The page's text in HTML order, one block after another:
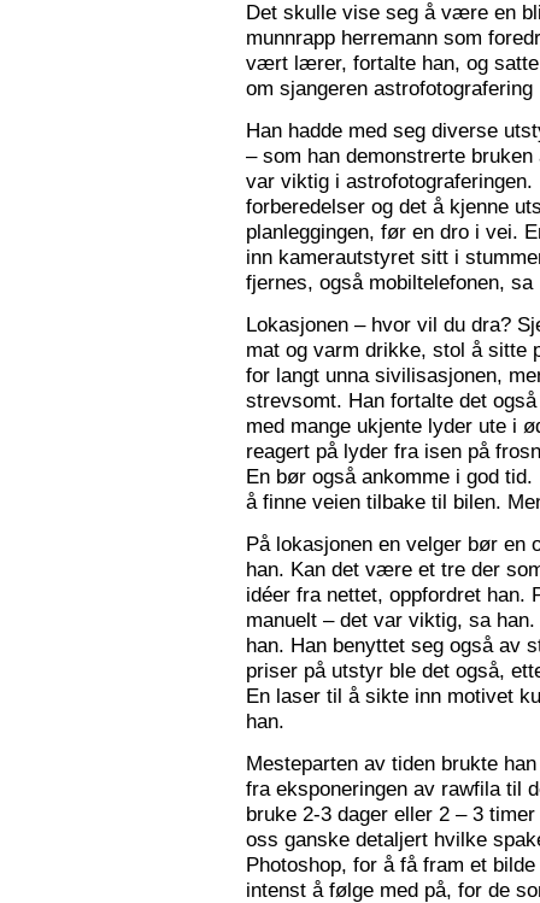
Det skulle vise seg å være en
munnrapp herremann som
vært lærer, fortalte han, og
om sjangeren astrofotografering
Han hadde med seg diverse
– som han demonstrerte
var viktig i
forberedelser og det å kjenne
planleggingen, før en dro i vei.
inn kamerautstyret sitt i
fjernes, også mobiltelefonen, sa
Lokasjonen – hvor vil du dra?
mat og varm drikke, stol å
for langt unna sivilisasjonen,
strevsomt. Han fortalte det
med mange ukjente lyder ute i
reagert på lyder fra isen på
En bør også ankomme i god
å finne veien tilbake til bilen.
På lokasjonen en velger bør en
han. Kan det være et tre der
idéer fra nettet, oppfordret han.
manuelt – det var viktig, sa
han. Han benyttet seg også av
priser på utstyr ble det også,
En laser til å sikte inn motivet
han.
Mesteparten av tiden brukte
fra eksponeringen av rawfila til
bruke 2-3 dager eller 2 – 3
oss ganske detaljert hvilke
Photoshop, for å få fram et
intenst å følge med på, for de